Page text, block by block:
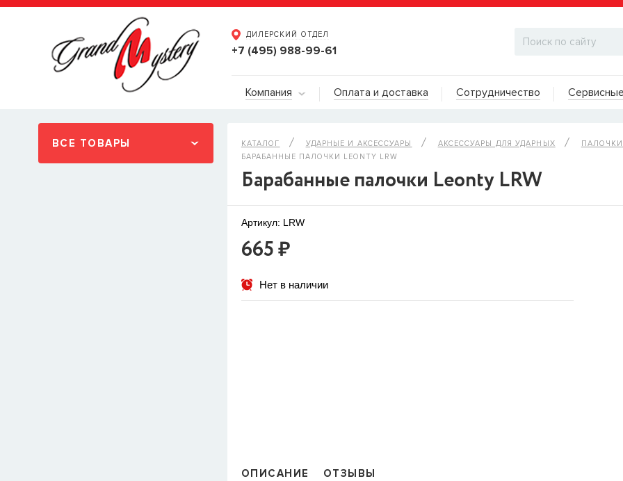
ДИЛЕРСКИЙ ОТДЕЛ
+7 (495) 988-99-61
ДИЛЕРСКИЙ ОТДЕЛ
109235, Г. МОСКВА,
Компания Оплата и доставка Сотрудничество
ВСЕ ТОВАРЫ КАТАЛОГ УДАРНЫЕ И АКСЕCСУАРЫ АКСЕССУАРЫ ДЛЯ УДАРНЫХ
БАРАБАННЫЕ ПАЛОЧКИ LEONTY LRW
Барабанные палочки Leonty LRW
Артикул: LRW
665 ₽
Нет в наличии
ОПИСАНИЕ ОТЗЫВЫ